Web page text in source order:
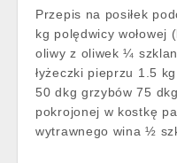
Przepis na posiłek
kg polędwicy
oliwy z oliwek ¼
łyżeczki pieprzu 1.5
50 dkg grzybów 75
pokrojonej w kostkę
wytrawnego wina ½